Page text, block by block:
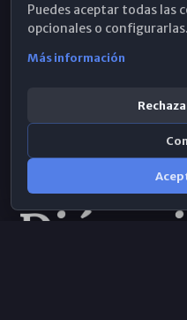
Puedes aceptar todas las
opcionales o configurarlas.
Más información